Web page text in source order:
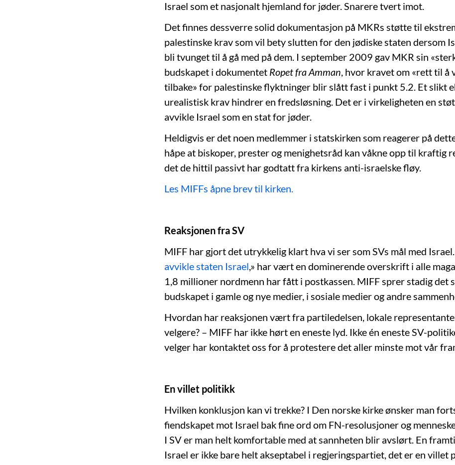
Israel som et nasjonalt hjemland for jøder. Snarere tvert imot.
Det finnes dessverre solid dokumentasjon på MKRs støtte til
palestinske krav som vil bety slutten for den jødiske staten dersom
bli tvunget til å gå med på dem. I september 2009 gav MKR sin
budskapet i dokumentet Ropet fra Amman , hvor kravet om «rett til å
tilbake» for palestinske flyktninger blir slått fast i punkt 5.2. Et slikt
urealistisk krav hindrer en fredsløsning. Det er i virkeligheten en
avvikle Israel som en stat for jøder.
Heldigvis er det noen medlemmer i statskirken som reagerer på
håpe at biskoper, prester og menighetsråd kan våkne opp til kraftig
det de hittil passivt har godtatt fra kirkens anti-israelske fløy.
Les MIFFs åpne brev til kirken.
Reaksjonen fra SV
MIFF har gjort det utrykkelig klart hva vi ser som SVs mål med Israel.
avvikle staten Israel ,» har vært en dominerende overskrift i alle
1,8 millioner nordmenn har fått i postkassen. MIFF sprer stadig det
budskapet i gamle og nye medier, i sosiale medier og andre
Hvordan har reaksjonen vært fra partiledelsen, lokale
velgere? – MIFF har ikke hørt en eneste lyd. Ikke én eneste SV-
velger har kontaktet oss for å protestere det aller minste mot vår
En villet politikk
Hvilken konklusjon kan vi trekke? I Den norske kirke ønsker man
fiendskapet mot Israel bak fine ord om FN-resolusjoner og
I SV er man helt komfortable med at sannheten blir avslørt. En
Israel er ikke bare helt akseptabel i regjeringspartiet, det er en villet